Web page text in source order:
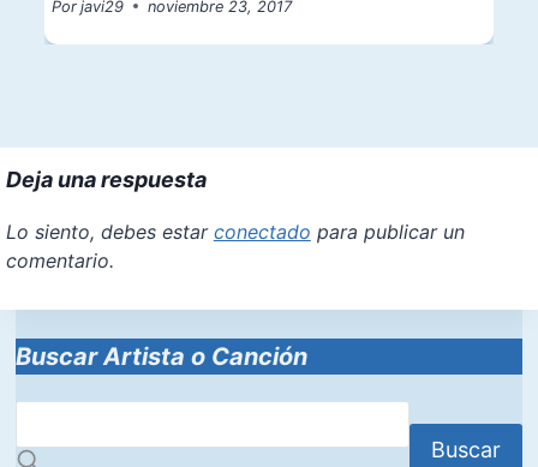
Por javi29 noviembre 23, 2017
Deja una respuesta
Lo siento, debes estar conectado para publicar un
comentario.
Buscar Artista o Canción
Buscar